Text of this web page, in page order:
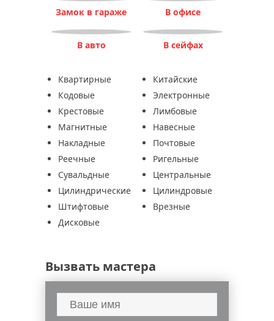
Замок в гараже В офисе
В авто В сейфах
Квартирные
Китайские
Кодовые
Электронные
Крестовые
Лимбовые
Магнитные
Навесные
Накладные
Почтовые
Реечные
Ригельные
Сувальдные
Центральные
Цилиндрические
Цилиндровые
Штифтовые
Врезные
Дисковые
Вызвать мастера